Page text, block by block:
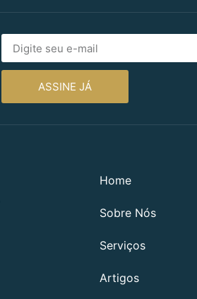
ASSINE JÁ
Home
Sobre Nós
Serviços
Artigos